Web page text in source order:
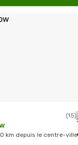
(15)
km depuis le centre-ville